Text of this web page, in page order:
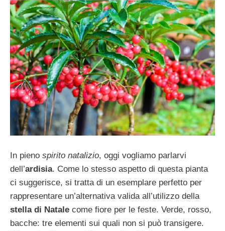
In pieno spirito natalizio, oggi vogliamo parlarvi
dell’ardisia. Come lo stesso aspetto di questa pianta
ci suggerisce, si tratta di un esemplare perfetto per
rappresentare un’alternativa valida all’utilizzo della
stella di Natale come fiore per le feste. Verde, rosso,
bacche: tre elementi sui quali non si può transigere.